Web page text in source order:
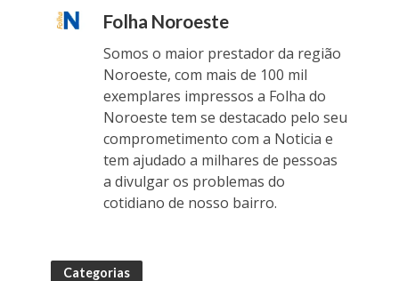
Folha Noroeste
Somos o maior prestador da região
Noroeste, com mais de 100 mil
exemplares impressos a Folha do
Noroeste tem se destacado pelo seu
comprometimento com a Noticia e
tem ajudado a milhares de pessoas
a divulgar os problemas do
cotidiano de nosso bairro.
Categorias